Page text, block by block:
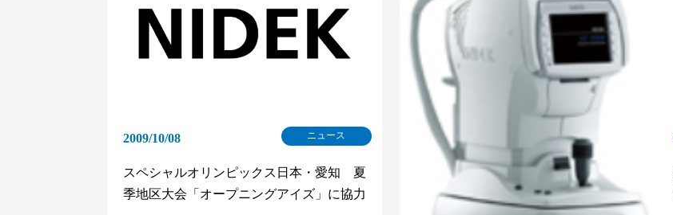
2009/10/08 ニュース
スペシャルオリンピックス日本・愛知 夏
季地区大会「オープニングアイズ」に協力